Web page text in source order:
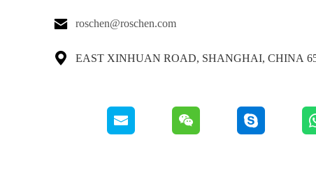
 roschen@roschen.com
 65 EAST XINHUAN ROAD,